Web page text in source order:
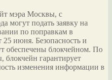
мэра Москвы, с
могут подать заявку на
по поправкам в
июня. Безопасность и
обеспечены блокчейном. По
гарантирует
изменения информации в